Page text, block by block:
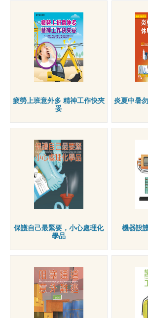
疲勞上班意外多 精神工作快夾
妥
炎夏中暑
保護自己最緊要，小心處理化
學品
機器設